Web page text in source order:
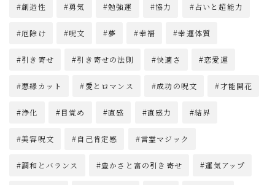
創造性 勇気 勉強運 協力 占いと超能力
厄除け 呪文 夢 幸福 幸運体質
引き寄せ 引き寄せの法則 快適さ 恋愛運
悪縁カット 愛とロマンス 成功の呪文 才能開花
浄化 目覚め 直感 直感力 結界
美容呪文 自己肯定感 言霊マジック
調和とバランス 豊かさと富の引き寄せ 運気アップ